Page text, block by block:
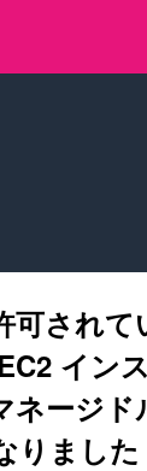
可されて
イン
ージド
りました